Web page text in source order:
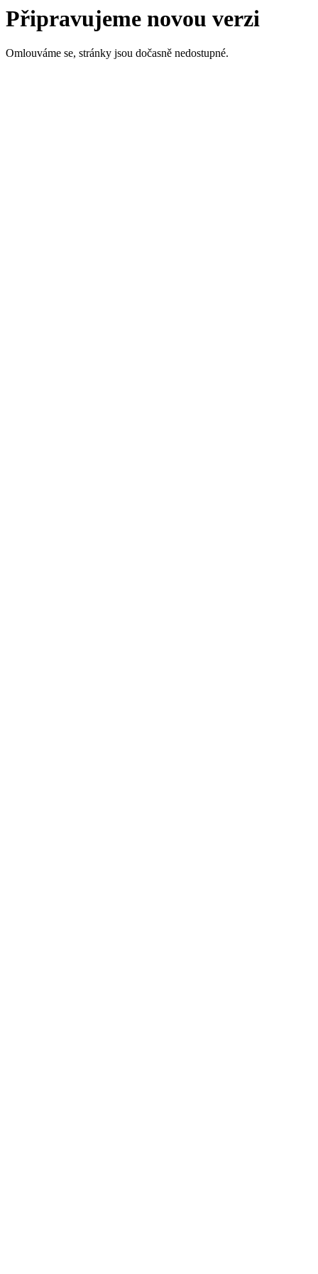
Připravujeme novou verzi
Omlouváme se, stránky jsou dočasně nedostupné.